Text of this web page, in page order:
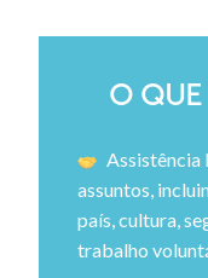
O QUE
Assistência
assuntos,
país, cultura,
trabalho